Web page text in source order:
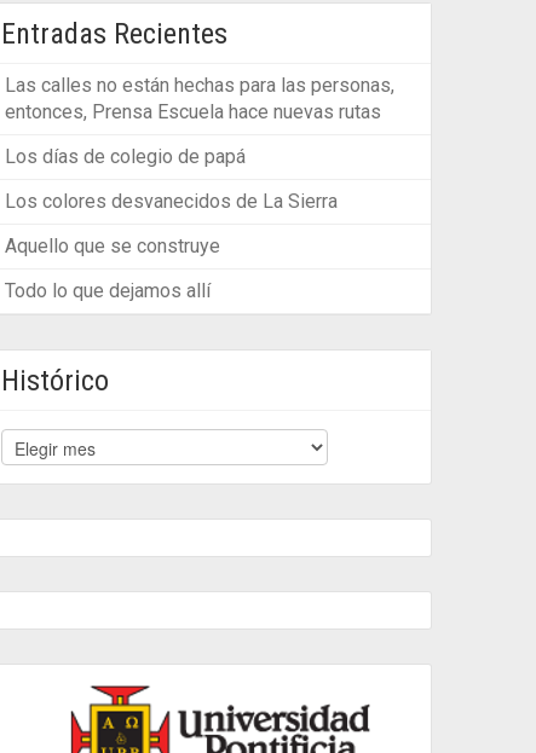
Entradas Recientes
Las calles no están hechas para las personas,
entonces, Prensa Escuela hace nuevas rutas
Los días de colegio de papá
Los colores desvanecidos de La Sierra
Aquello que se construye
Todo lo que dejamos allí
Histórico